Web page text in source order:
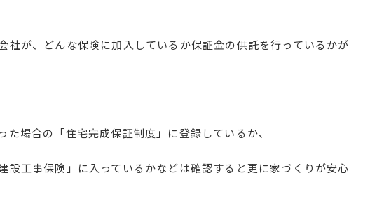
社が、どんな保険に加入しているか保証金の供託を行っているかが
場合の「住宅完成保証制度」に登録しているか、
設工事保険」に入っているかなどは確認すると更に家づくりが安心